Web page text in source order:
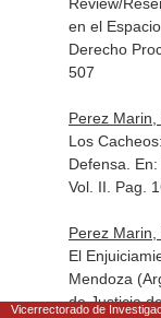
en el
Derecho
507
Perez Marin,
Los
Defensa.
Vol. II. Pag.
Perez Marin,
El
Mendoza
de Justicia
Vicerrectorado de